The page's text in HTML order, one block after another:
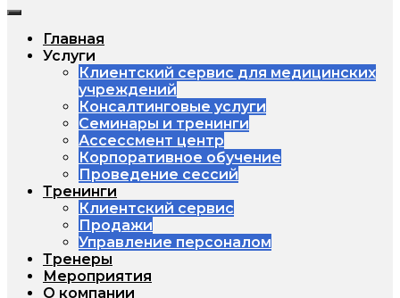
Главная
Услуги
Клиентский сервис для медицинских
учреждений
Консалтинговые услуги
Семинары и тренинги
Ассессмент центр
Корпоративное обучение
Проведение сессий
Тренинги
Клиентский сервис
Продажи
Управление персоналом
Тренеры
Мероприятия
О компании